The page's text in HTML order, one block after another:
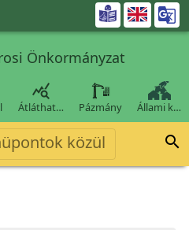

Önkormányzat

Átláthat… Pázmány Állami k…
közül 